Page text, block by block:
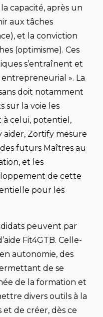
capacité, après un
aux tâches
et la conviction
(optimisme). Ces
s’entraînent et
». La
doit notamment
sur la voie les
à celui, potentiel,
aider, Zortify mesure
futurs Maîtres au
et les
de cette
pour les
peuvent par
Fit4GTB. Celle-
autonomie, des
de se
de la formation et
divers outils à la
et de créer, dès ce